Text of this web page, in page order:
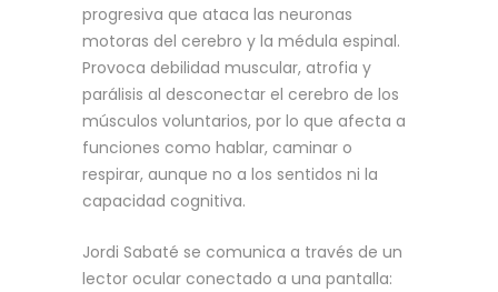
progresiva que ataca las neuronas
motoras del cerebro y la médula espinal.
Provoca debilidad muscular, atrofia y
parálisis al desconectar el cerebro de los
músculos voluntarios, por lo que afecta a
funciones como hablar, caminar o
respirar, aunque no a los sentidos ni la
capacidad cognitiva.
Jordi Sabaté se comunica a través de un
lector ocular conectado a una pantalla: